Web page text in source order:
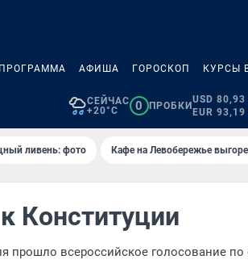
АФИША ГОРОСКОП КУРСЫ
СЕЙЧАС
+20°C
0 ПРОБКИ
USD 80,93
EUR 93,19
ливень: фото Кафе на Левобережье
Конституции
прошло всероссийское голосование